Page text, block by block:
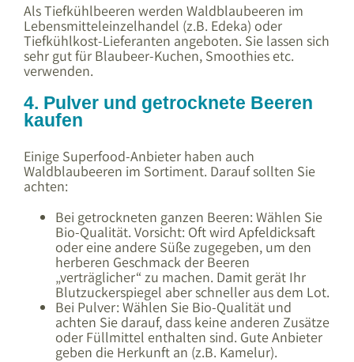
Als Tiefkühlbeeren werden Waldblaubeeren im
Lebensmitteleinzelhandel (z.B. Edeka) oder
Tiefkühlkost-Lieferanten angeboten. Sie lassen sich
sehr gut für Blaubeer-Kuchen, Smoothies etc.
verwenden.
4. Pulver und getrocknete Beeren
kaufen
Einige Superfood-Anbieter haben auch
Waldblaubeeren im Sortiment. Darauf sollten Sie
achten:
Bei getrockneten ganzen Beeren: Wählen Sie
Bio-Qualität. Vorsicht: Oft wird Apfeldicksaft
oder eine andere Süße zugegeben, um den
herberen Geschmack der Beeren
„verträglicher“ zu machen. Damit gerät Ihr
Blutzuckerspiegel aber schneller aus dem Lot.
Bei Pulver: Wählen Sie Bio-Qualität und
achten Sie darauf, dass keine anderen Zusätze
oder Füllmittel enthalten sind. Gute Anbieter
geben die Herkunft an (z.B. Kamelur).